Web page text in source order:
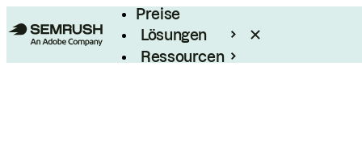
Preise
Lösungen
Ressourcen